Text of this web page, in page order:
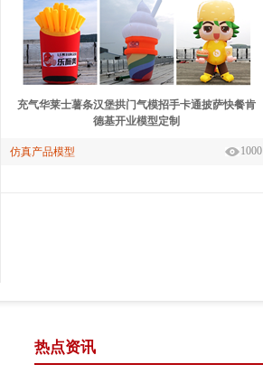
充气华莱士薯条汉堡拱门气模招手卡通披萨快餐肯
德基开业模型定制
1000
仿真产品模型
热点资讯